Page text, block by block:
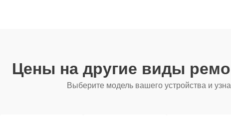
Цены на другие виды
Выберите модель вашего устройства и